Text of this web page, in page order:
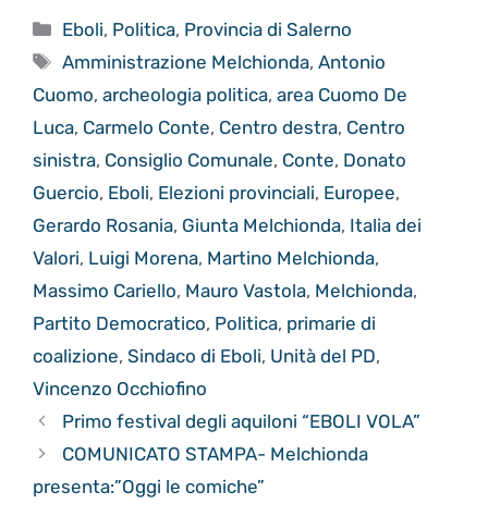
Categorie
Eboli, Politica, Provincia di Salerno
Tag
Amministrazione Melchionda,Antonio
Cuomo, archeologia politica, area Cuomo De
Luca, Carmelo Conte, Centro destra, Centro
sinistra, Consiglio Comunale, Conte, Donato
Guercio, Eboli, Elezioni provinciali, Europee,
Gerardo Rosania, Giunta Melchionda, Italia dei
Valori, Luigi Morena, Martino Melchionda,
Massimo Cariello, Mauro Vastola, Melchionda,
Partito Democratico, Politica, primarie di
coalizione, Sindaco di Eboli, Unità del PD,
Vincenzo Occhiofino
Primo festival degli aquiloni “EBOLI VOLA”
COMUNICATO STAMPA- Melchionda
presenta:”Oggi le comiche”